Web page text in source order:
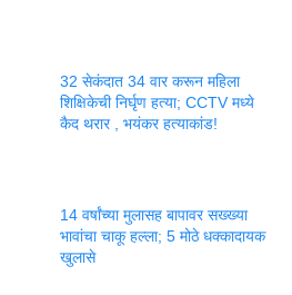
32 सेकंदात 34 वार करून महिला
शिक्षिकेची निर्घृण हत्या; CCTV मध्ये
कैद थरार , भयंकर हत्याकांड!
14 वर्षांच्या मुलासह बापावर सख्ख्या
भावांचा चाकू हल्ला; 5 मोठे धक्कादायक
खुलासे